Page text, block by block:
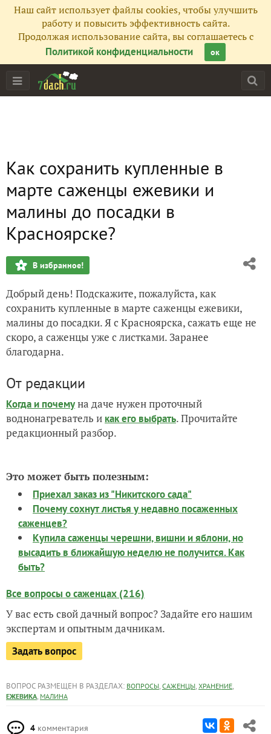
Наш сайт использует файлы cookies, чтобы улучшить
работу и повысить эффективность сайта.
Продолжая использование сайта, вы соглашаетесь с
Политикой конфиденциальности
ок
Как сохранить купленные в
марте саженцы ежевики и
малины до посадки в
Красноярске?
В избранное!
Добрый день! Подскажите, пожалуйста, как
сохранить купленные в марте саженцы ежевики,
малины до посадки. Я с Красноярска, сажать еще не
скоро, а саженцы уже с листками. Заранее
благодарна.
От редакции
Когда и почемуна даче нужен проточный
воднонагреватель и как его выбрать. Прочитайте
редакционный разбор.
Это может быть полезным:
Приехал заказ из "Никитского сада"
Почему сохнут листья у недавно посаженных
саженцев?
Купила саженцы черешни, вишни и яблони, но
высадить в ближайшую неделю не получится. Как
быть?
Все вопросы о саженцах (216)
У вас есть свой дачный вопрос? Задайте его нашим
экспертам и опытным дачникам.
Задать вопрос
ВОПРОС РАЗМЕЩЕН В РАЗДЕЛАХ: ВОПРОСЫ, САЖЕНЦЫ, ХРАНЕНИЕ,
ЕЖЕВИКА, МАЛИНА
4 комментария